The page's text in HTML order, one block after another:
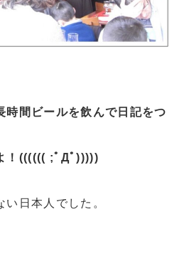
時間ビールを飲んで日記をつ
！(((((( ;ﾟДﾟ)))))
日本人でした。